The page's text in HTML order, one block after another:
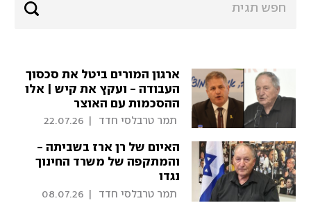
ארגון המורים ביטל את סכסוך
העבודה - ועקץ את קיש | אלו
ההסכמות עם האוצר
תמר טרבלסי חדד 22.07.26
האיום של רן ארז בשביתה -
והמתקפה של משרד החינוך
נגדו
תמר טרבלסי חדד 08.07.26